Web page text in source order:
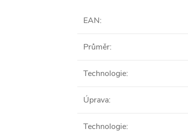
EAN:
Průměr:
Technologie:
Úprava:
Technologie: